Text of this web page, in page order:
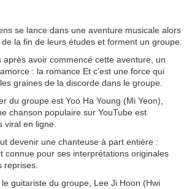
se lance dans une aventure musicale alors
la fin de leurs études et forment un groupe.
après avoir commencé cette aventure, un
: la romance Et c'est une force qui
graines de la discorde dans le groupe.
du groupe est Yoo Ha Young (Mi Yeon),
chanson populaire sur YouTube est
viral en ligne.
devenir une chanteuse à part entière :
connue pour ses interprétations originales
reprises.
guitariste du groupe, Lee Ji Hoon (Hwi